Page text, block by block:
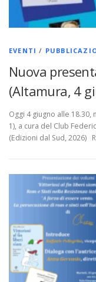
EVENTI /
Nuova
(Altamura, 4
Oggi 4 giugno alle 18.30,
1), a cura del Club
(Edizioni dal Sud, 2026)